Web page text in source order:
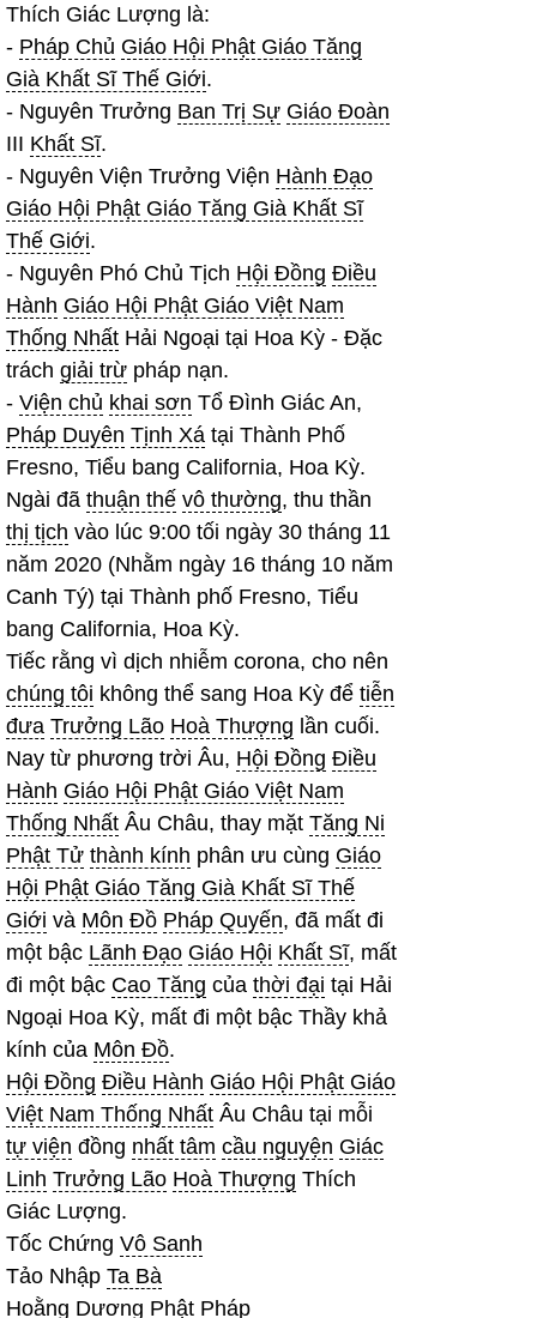
Thích Giác Lượng là:
- Pháp Chủ Giáo Hội Phật Giáo Tăng
Già Khất Sĩ Thế Giới.
- Nguyên Trưởng Ban Trị Sự Giáo Đoàn
III Khất Sĩ.
- Nguyên Viện Trưởng Viện Hành Đạo
Giáo Hội Phật Giáo Tăng Già Khất Sĩ
Thế Giới.
- Nguyên Phó Chủ Tịch Hội Đồng Điều
Hành Giáo Hội Phật Giáo Việt Nam
Thống Nhất Hải Ngoại tại Hoa Kỳ - Đặc
trách giải trừ pháp nạn.
- Viện chủ khai sơn Tổ Đình Giác An,
Pháp Duyên Tịnh Xá tại Thành Phố
Fresno, Tiểu bang California, Hoa Kỳ.
Ngài đã thuận thế vô thường, thu thần
thị tịch vào lúc 9:00 tối ngày 30 tháng 11
năm 2020 (Nhằm ngày 16 tháng 10 năm
Canh Tý) tại Thành phố Fresno, Tiểu
bang California, Hoa Kỳ.
Tiếc rằng vì dịch nhiễm corona, cho nên
chúng tôi không thể sang Hoa Kỳ để tiễn
đưa Trưởng Lão Hoà Thượng lần cuối.
Nay từ phương trời Âu, Hội Đồng Điều
Hành Giáo Hội Phật Giáo Việt Nam
Thống Nhất Âu Châu, thay mặt Tăng Ni
Phật Tử thành kính phân ưu cùng Giáo
Hội Phật Giáo Tăng Già Khất Sĩ Thế
Giới và Môn Đồ Pháp Quyến, đã mất đi
một bậc Lãnh Đạo Giáo Hội Khất Sĩ, mất
đi một bậc Cao Tăng của thời đại tại Hải
Ngoại Hoa Kỳ, mất đi một bậc Thầy khả
kính của Môn Đồ.
Hội Đồng Điều Hành Giáo Hội Phật Giáo
Việt Nam Thống Nhất Âu Châu tại mỗi
tự viện đồng nhất tâm cầu nguyện Giác
Linh Trưởng Lão Hoà Thượng Thích
Giác Lượng.
Tốc Chứng Vô Sanh
Tảo Nhập Ta Bà
Hoằng Dương Phật Pháp